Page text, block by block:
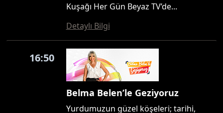
Kuşağı Her Gün Beyaz TV’de...
Detaylı Bilgi
16:50
Belma Belen’le Geziyoruz
Yurdumuzun güzel köşeleri; tarihi,